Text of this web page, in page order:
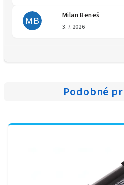
MB
Milan Beneš
3.7.2026
Podobné